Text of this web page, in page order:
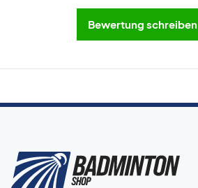
Bewertung schreiben